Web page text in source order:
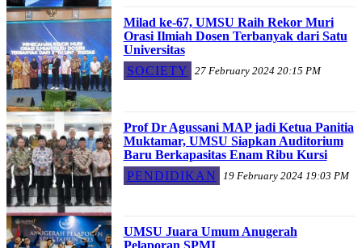
Milad ke-67, UMSU Raih Rekor Muri
Orasi Ilmiah Dosen Terbanyak dari Satu
Universitas
SOCIETY
27 February 2024 20:15 PM
Prof Dr Agussani MAP jadi Ketua Panitia
Muktamar, UMSU Siapkan Auditorium
Baru Berkapasitas Enam Ribu Kursi
PENDIDIKAN
19 February 2024 19:03 PM
UMSU Juara Umum Anugerah